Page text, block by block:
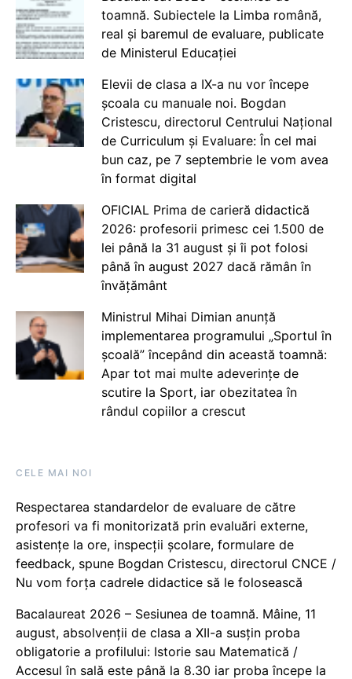
toamnă. Subiectele la Limba română,
real și baremul de evaluare, publicate
de Ministerul Educației
Elevii de clasa a IX-a nu vor începe
școala cu manuale noi. Bogdan
Cristescu, directorul Centrului Național
de Curriculum și Evaluare: În cel mai
bun caz, pe 7 septembrie le vom avea
în format digital
OFICIAL Prima de carieră didactică
2026: profesorii primesc cei 1.500 de
lei până la 31 august și îi pot folosi
până în august 2027 dacă rămân în
învățământ
Ministrul Mihai Dimian anunță
implementarea programului „Sportul în
școală” începând din această toamnă:
Apar tot mai multe adeverințe de
scutire la Sport, iar obezitatea în
rândul copiilor a crescut
CELE MAI NOI
Respectarea standardelor de evaluare de către
profesori va fi monitorizată prin evaluări externe,
asistențe la ore, inspecții școlare, formulare de
feedback, spune Bogdan Cristescu, directorul CNCE /
Nu vom forța cadrele didactice să le folosească
Bacalaureat 2026 – Sesiunea de toamnă. Mâine, 11
august, absolvenții de clasa a XII-a susțin proba
obligatorie a profilului: Istorie sau Matematică /
Accesul în sală este până la 8.30 iar proba începe la